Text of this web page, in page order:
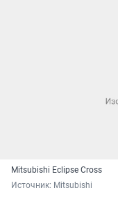
Источник: Mitsubishi